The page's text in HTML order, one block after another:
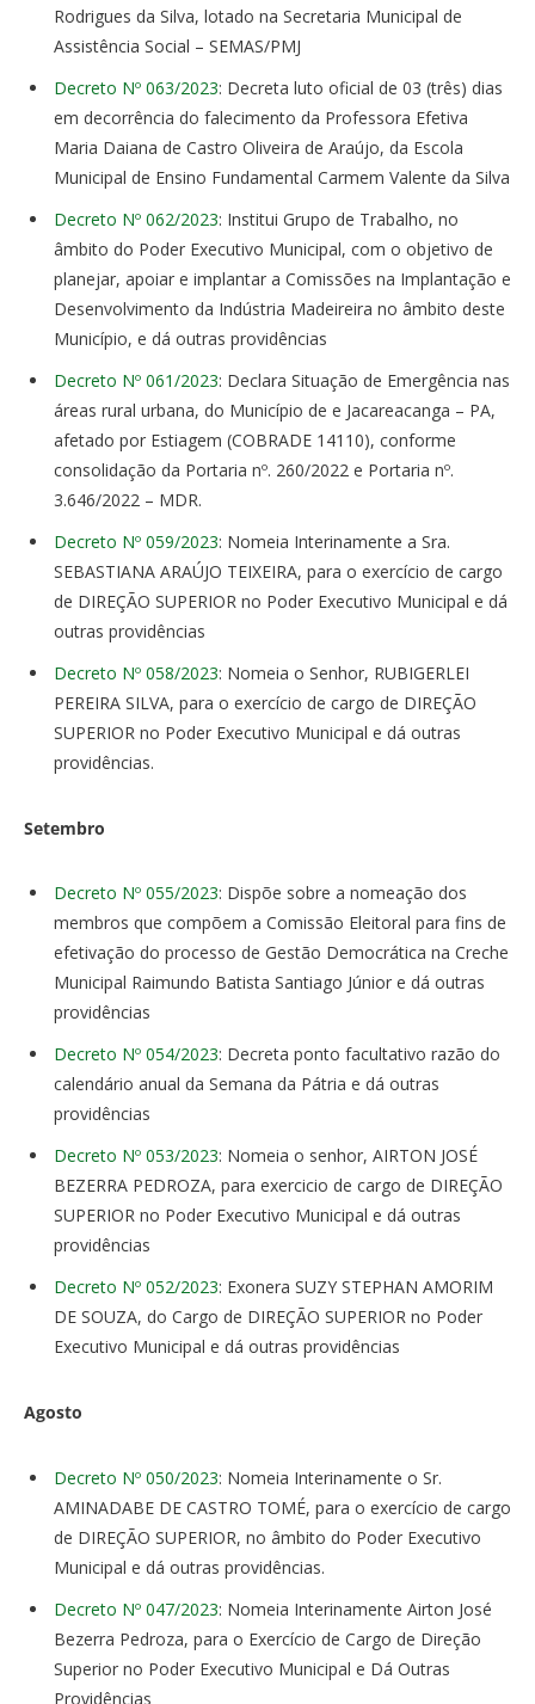
Rodrigues da Silva, lotado na Secretaria Municipal de
Assistência Social – SEMAS/PMJ
Decreto Nº 063/2023: Decreta luto oficial de 03 (três) dias
em decorrência do falecimento da Professora Efetiva
Maria Daiana de Castro Oliveira de Araújo, da Escola
Municipal de Ensino Fundamental Carmem Valente da Silva
Decreto Nº 062/2023: Institui Grupo de Trabalho, no
âmbito do Poder Executivo Municipal, com o objetivo de
planejar, apoiar e implantar a Comissões na Implantação e
Desenvolvimento da Indústria Madeireira no âmbito deste
Município, e dá outras providências
Decreto Nº 061/2023: Declara Situação de Emergência nas
áreas rural urbana, do Município de e Jacareacanga – PA,
afetado por Estiagem (COBRADE 14110), conforme
consolidação da Portaria nº. 260/2022 e Portaria nº.
3.646/2022 – MDR.
Decreto Nº 059/2023: Nomeia Interinamente a Sra.
SEBASTIANA ARAÚJO TEIXEIRA, para o exercício de cargo
de DIREÇÃO SUPERIOR no Poder Executivo Municipal e dá
outras providências
Decreto Nº 058/2023: Nomeia o Senhor, RUBIGERLEI
PEREIRA SILVA, para o exercício de cargo de DIREÇÃO
SUPERIOR no Poder Executivo Municipal e dá outras
providências.
Setembro
Decreto Nº 055/2023: Dispõe sobre a nomeação dos
membros que compõem a Comissão Eleitoral para fins de
efetivação do processo de Gestão Democrática na Creche
Municipal Raimundo Batista Santiago Júnior e dá outras
providências
Decreto Nº 054/2023: Decreta ponto facultativo razão do
calendário anual da Semana da Pátria e dá outras
providências
Decreto Nº 053/2023: Nomeia o senhor, AIRTON JOSÉ
BEZERRA PEDROZA, para exercicio de cargo de DIREÇÃO
SUPERIOR no Poder Executivo Municipal e dá outras
providências
Decreto Nº 052/2023: Exonera SUZY STEPHAN AMORIM
DE SOUZA, do Cargo de DIREÇÃO SUPERIOR no Poder
Executivo Municipal e dá outras providências
Agosto
Decreto Nº 050/2023: Nomeia Interinamente o Sr.
AMINADABE DE CASTRO TOMÉ, para o exercício de cargo
de DIREÇÃO SUPERIOR, no âmbito do Poder Executivo
Municipal e dá outras providências.
Decreto Nº 047/2023: Nomeia Interinamente Airton José
Bezerra Pedroza, para o Exercício de Cargo de Direção
Superior no Poder Executivo Municipal e Dá Outras
Providências